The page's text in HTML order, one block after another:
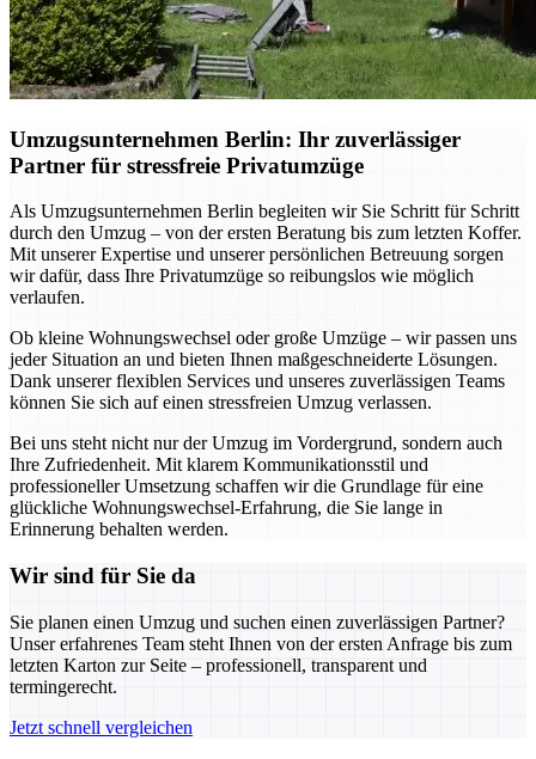
Umzugsunternehmen Berlin: Ihr zuverlässiger
Partner für stressfreie Privatumzüge
Als Umzugsunternehmen Berlin begleiten wir Sie Schritt für Schritt
durch den Umzug – von der ersten Beratung bis zum letzten Koffer.
Mit unserer Expertise und unserer persönlichen Betreuung sorgen
wir dafür, dass Ihre Privatumzüge so reibungslos wie möglich
verlaufen.
Ob kleine Wohnungswechsel oder große Umzüge – wir passen uns
jeder Situation an und bieten Ihnen maßgeschneiderte Lösungen.
Dank unserer flexiblen Services und unseres zuverlässigen Teams
können Sie sich auf einen stressfreien Umzug verlassen.
Bei uns steht nicht nur der Umzug im Vordergrund, sondern auch
Ihre Zufriedenheit. Mit klarem Kommunikationsstil und
professioneller Umsetzung schaffen wir die Grundlage für eine
glückliche Wohnungswechsel-Erfahrung, die Sie lange in
Erinnerung behalten werden.
Wir sind für Sie da
Sie planen einen Umzug und suchen einen zuverlässigen Partner?
Unser erfahrenes Team steht Ihnen von der ersten Anfrage bis zum
letzten Karton zur Seite – professionell, transparent und
termingerecht.
Jetzt schnell vergleichen